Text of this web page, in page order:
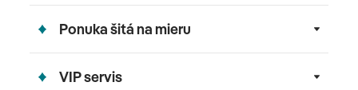
Ponuka šitá na mieru
VIP servis